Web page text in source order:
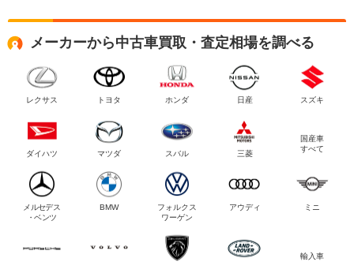
メーカーから中古車買取・査定相場を調べる
レクサス トヨタ ホンダ 日産 スズキ
ダイハツ マツダ スバル 三菱
国産車
すべて
メルセデス
・ベンツ
BMW
フォルクス
ワーゲン
アウディ ミニ
輸入車